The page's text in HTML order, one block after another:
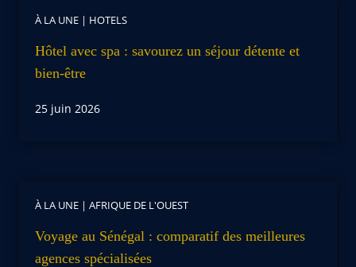
À LA UNE | HOTELS
Hôtel avec spa : savourez un séjour détente et
bien-être
25 juin 2026
À LA UNE | AFRIQUE DE L'OUEST
Voyage au Sénégal : comparatif des meilleures
agences spécialisées